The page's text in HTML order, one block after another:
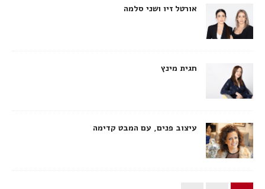
אורטל זיו ושני סלמה
חגית מינץ
עיצוב פנים, עם המבט קדימה